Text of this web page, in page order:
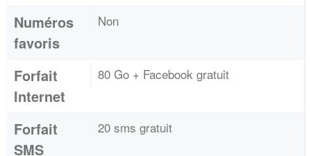
Numéros
favoris
Non
Forfait
Internet
80 Go + Facebook gratuit
Forfait
SMS
20 sms gratuit